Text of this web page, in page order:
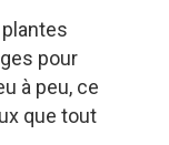
pour
à peu, ce
que tout